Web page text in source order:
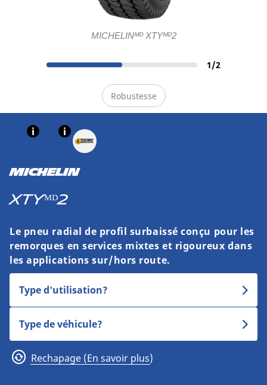
MICHELINᴹᴰ XTYᴹᴰ2
1/2
Robustesse
MICHELIN
XTYᴹᴰ2
Le pneu radial de profil surbaissé conçu pour les
remorques en services mixtes et rigoureux dans
les applications sur/hors route.
Type d'utilisation?
Type de véhicule?
Rechapage (En savoir plus)